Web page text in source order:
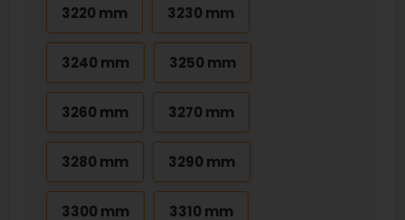
3220 mm 3230 mm
3240 mm 3250 mm
3260 mm 3270 mm
3280 mm 3290 mm
3300 mm 3310 mm